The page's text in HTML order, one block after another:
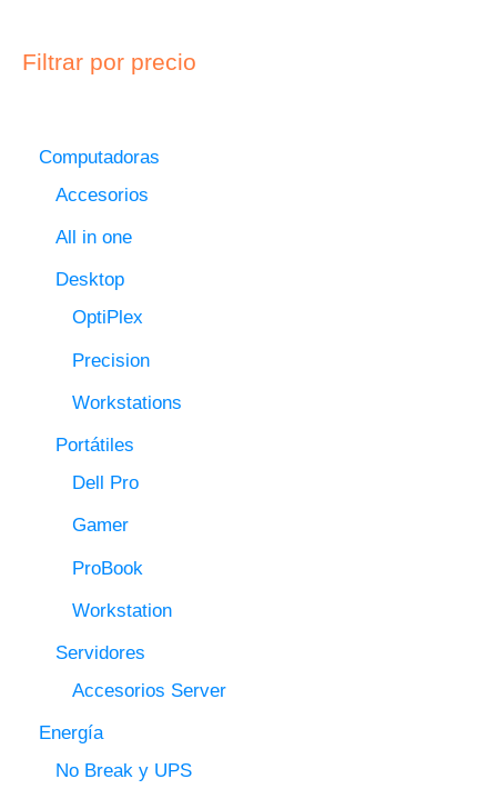
Filtrar por precio
Computadoras
Accesorios
All in one
Desktop
OptiPlex
Precision
Workstations
Portátiles
Dell Pro
Gamer
ProBook
Workstation
Servidores
Accesorios Server
Energía
No Break y UPS